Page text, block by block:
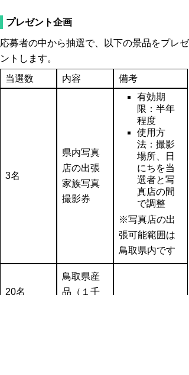
プレゼント企画
応募者の中から抽選で、以下の景品をプレゼ
ントします。
当選数
内容 備考
3名
県内写真
店の出張
家族写真
撮影券
有効期
限：半年
程度
使用方
法：撮影
場所、日
にちを当
選者と写
真店の間
で調整
※写真店の出
張可能範囲は
鳥取県内です
20名
鳥取県産
品（１千